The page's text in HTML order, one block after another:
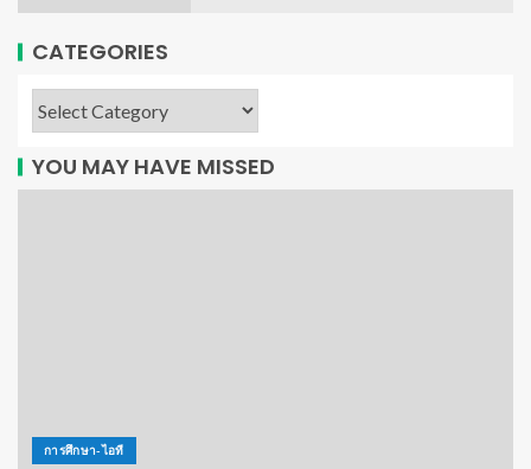
CATEGORIES
YOU MAY HAVE MISSED
การศึกษา-ไอที